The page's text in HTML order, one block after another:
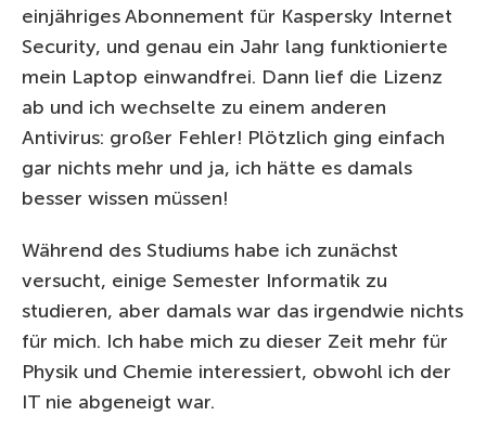
einjähriges Abonnement für Kaspersky Internet
Security, und genau ein Jahr lang funktionierte
mein Laptop einwandfrei. Dann lief die Lizenz
ab und ich wechselte zu einem anderen
Antivirus: großer Fehler! Plötzlich ging einfach
gar nichts mehr und ja, ich hätte es damals
besser wissen müssen!
Während des Studiums habe ich zunächst
versucht, einige Semester Informatik zu
studieren, aber damals war das irgendwie nichts
für mich. Ich habe mich zu dieser Zeit mehr für
Physik und Chemie interessiert, obwohl ich der
IT nie abgeneigt war.